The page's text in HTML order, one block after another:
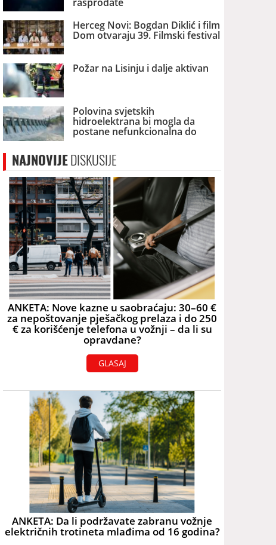
Herceg Novi: Bogdan Diklić i film
Dom otvaraju 39. Filmski festival
Požar na Lisinju i dalje aktivan
Polovina svjetskih
hidroelektrana bi mogla da
postane nefunkcionalna do
2060. godine
NAJNOVIJEDISKUSIJE
ANKETA: Nove kazne u saobraćaju: 30–60 €
za nepoštovanje pješačkog prelaza i do 250
€ za korišćenje telefona u vožnji – da li su
opravdane?
GLASAJ
ANKETA: Da li podržavate zabranu vožnje
električnih trotineta mlađima od 16 godina?